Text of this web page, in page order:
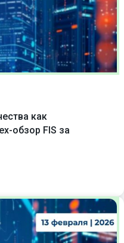
как
обзор FIS за